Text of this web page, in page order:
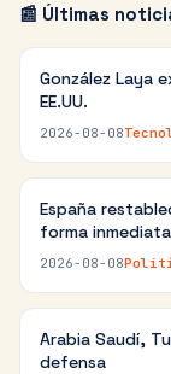
📰 Últimas
González Laya
EE.UU.
2026-08-08
España
forma inmediata
2026-08-08
Arabia Saudí,
defensa